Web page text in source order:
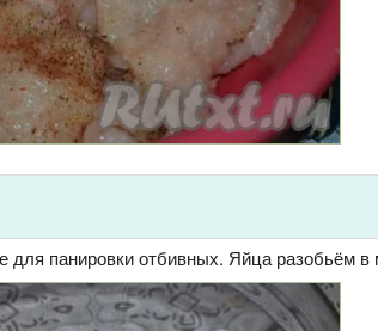
для панировки отбивных. Яйца разобьём в